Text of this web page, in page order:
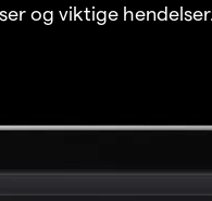
og viktige hendelser.